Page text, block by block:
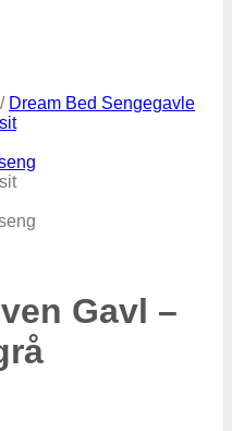
/ Dream Bed Sengegavle
Gavl –